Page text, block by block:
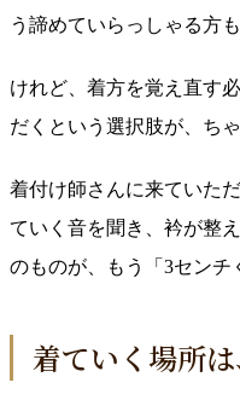
う諦めていらっしゃる方も
けれど、着方を覚え直す
だくという選択肢が、ちゃ
着付け師さんに来ていた
ていく音を聞き、衿が整
のものが、もう「3センチ
着ていく場所